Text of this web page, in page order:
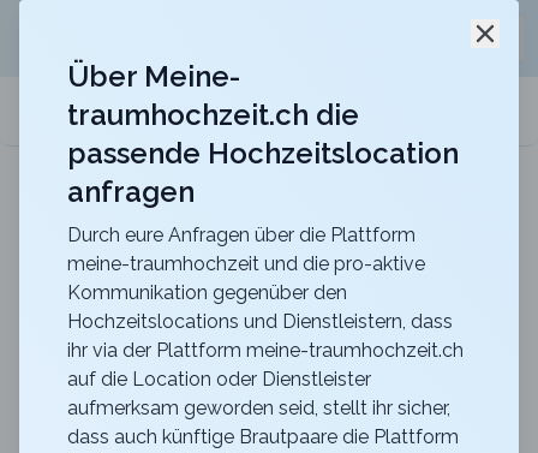
meine-traumhochzeit.ch
Maxililian
Für eine unvergessliche Feier mit einer herrlich
Zurück zur Suche
Parkhotel Margna
4.7
GR
Über Meine-
traumhochzeit.ch die
passende Hochzeitslocation
anfragen
Durch eure Anfragen über die Plattform
meine-traumhochzeit und die pro-aktive
Kommunikation gegenüber den
Hochzeitslocations und Dienstleistern, dass
ihr via der Plattform meine-traumhochzeit.ch
auf die Location oder Dienstleister
aufmerksam geworden seid, stellt ihr sicher,
dass auch künftige Brautpaare die Plattform